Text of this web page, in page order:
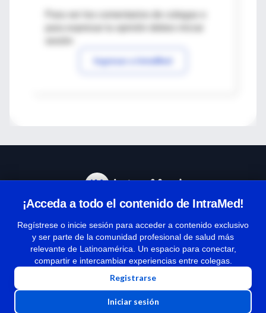
Para ver los comentarios de colegas o
Ingresar a IntraMed
¡Acceda a todo el contenido de IntraMed!
Regístrese o inicie sesión para acceder a contenido exclusivo
y ser parte de la comunidad profesional de salud más
relevante de Latinoamérica. Un espacio para conectar,
compartir e intercambiar experiencias entre colegas.
Registrarse
Iniciar sesión
Términos y condiciones
| Políticas de privacidad
| Todos los derechos reservados | Copyright 1997-2026